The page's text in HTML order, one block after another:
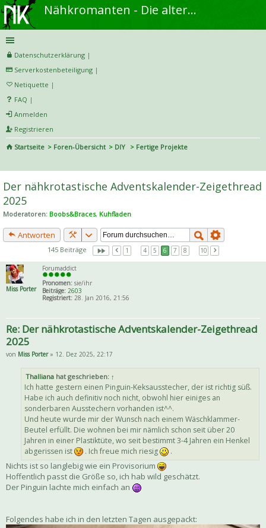
Nähkromanten - Die alternative Näh- und DIY-Community
Datenschutzerklärung |
Serverkostenbeteiligung |
Netiquette |
FAQ |
Anmelden
Registrieren
Startseite
Foren-Übersicht DIY
Fertige Projekte
he
Der nähkrotastische Adventskalender-Zeigethread
2025
Moderatoren: Boobs&Braces, Kuhfladen
Antworten
145 Beiträge 1 4 5 6 7 8 10
Miss Porter
Forumaddict
Pronomen: sie/ihr
Beiträge: 2603
Registriert: 28. Jan 2016, 21:56
Re: Der nähkrotastische Adventskalender-Zeigethread
2025
von Miss Porter» 12. Dez 2025, 22:17
Thalliana hat geschrieben: ↑
Ich hatte gestern einen Pinguin-Keksausstecher, der ist richtig süß.
Habe ich auch definitiv noch nicht, obwohl hier einiges an
sonderbaren Ausstechern vorhanden ist^^.
Und heute wurde mir der Wunsch nach einem Wäschklammer-
Beutel erfüllt. Die wohnen bei mir nämlich schon seit über 20
Jahren in einer Plastiktüte, wo seit bestimmt 3-4 Jahren ein Henkel
abgerissen ist
. Ich freue mich riesig .
Nichts ist so langlebig wie ein Provisorium
Hoffentlich passt die Größe so, ich hab wild geschätzt.
Der Pinguin lachte mich einfach an
Folgendes habe ich in den letzten Tagen ausgepackt: